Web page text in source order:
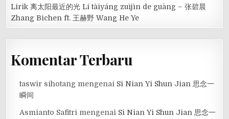
Lirik 离太阳最近的光 Lí tàiyáng zuìjìn de guāng – 张碧晨
Zhang Bichen ft. 王赫野 Wang He Ye
Komentar Terbaru
taswir sihotang mengenai Si Nian Yi Shun Jian 思念一
瞬间
Asmianto Safitri mengenai Si Nian Yi Shun Jian 思念一